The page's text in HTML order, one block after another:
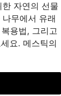
자연의 선물
무에서 유래
용법, 그리고
요. 메스틱의